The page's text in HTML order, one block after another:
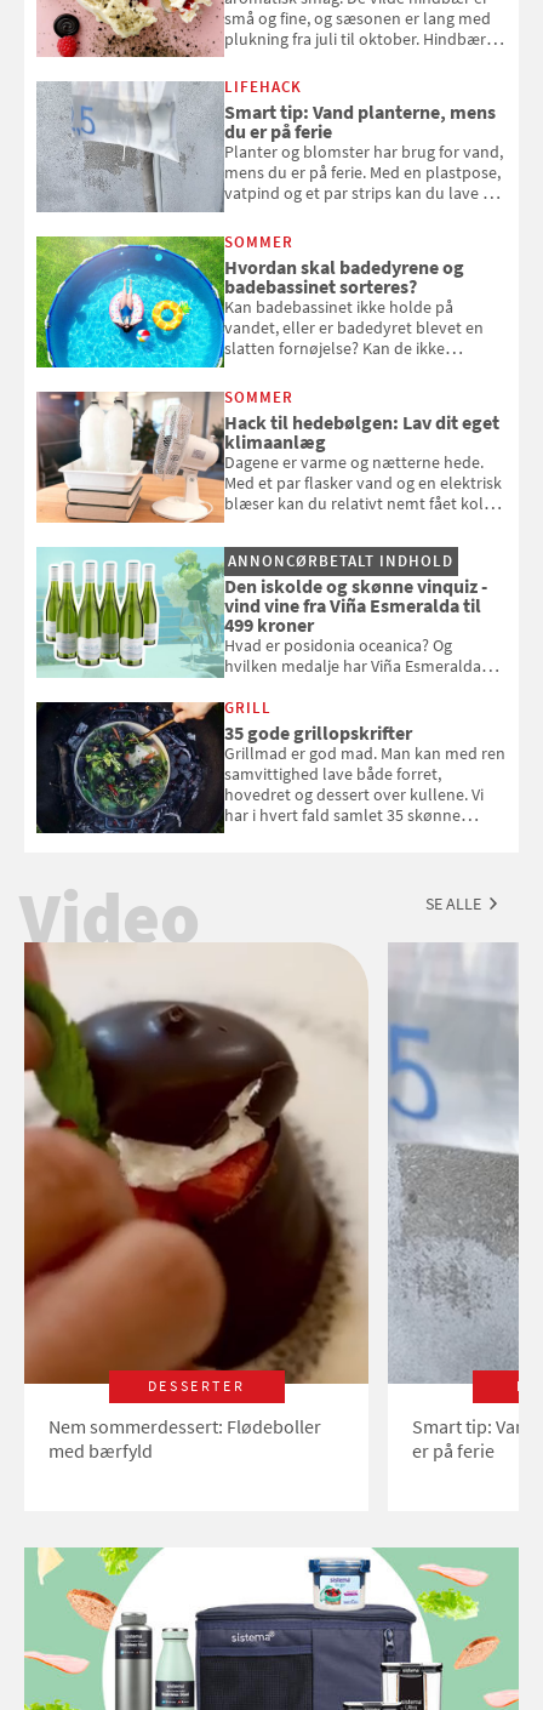
små og fine, og sæsonen er lang med
plukning fra juli til oktober. Hindbær
kan bruge dine hindbær i alt fra
bagværk og salater til is og syltning.
LIFEHACK
Smart tip: Vand planterne, mens
du er på ferie
Planter og blomster har brug for vand,
mens du er på ferie. Med en plastpose,
vatpind og et par strips kan du lave dit
at bede naboen om at vande eller
komme hjem til døde planter
SOMMER
Hvordan skal badedyrene og
badebassinet sorteres?
Kan badebassinet ikke holde på
vandet, eller er badedyret blevet en
slatten fornøjelse? Kan de ikke
opmærksom, når du smider
badebassinet eller et badedyr ud
SOMMER
Hack til hedebølgen: Lav dit eget
klimaanlæg
Dagene er varme og nætterne hede.
Med et par flasker vand og en elektrisk
blæser kan du relativt nemt fået koldt
og se, hvordan du gør
ANNONCØRBETALT INDHOLD
Den iskolde og skønne vinquiz -
vind vine fra Viña Esmeralda til
499 kroner
Hvad er posidonia oceanica? Og
hvilken medalje har Viña Esmeralda
med i Samvirkes skønne vinquiz, hvor
du kan vinde 6 flasker vin fra Viña
Esmeralda. Konkurrencen slutter 1.
september 2026.
GRILL
35 gode grillopskrifter
Grillmad er god mad. Man kan med ren
samvittighed lave både forret,
hovedret og dessert over kullene. Vi
har i hvert fald samlet 35 skønne
Video SE ALLE
DESSERTER
Nem sommerdessert: Flødeboller
med bærfyld
Smart tip:
er på ferie